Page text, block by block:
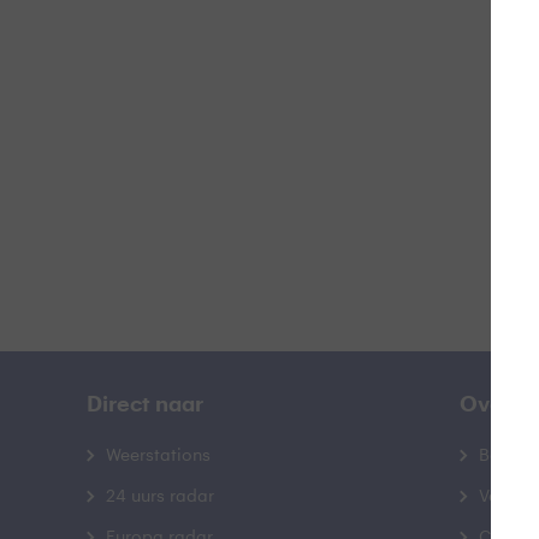
Direct naar
Weerstations
24 uurs radar
Over